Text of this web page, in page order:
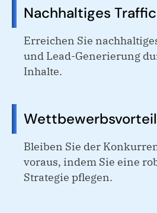
Nachhaltiges
Erreichen Sie
und Lead-Generierung
Inhalte.
Wettbewerbsvorteil
Bleiben Sie der
voraus, indem Sie eine
Strategie pflegen.